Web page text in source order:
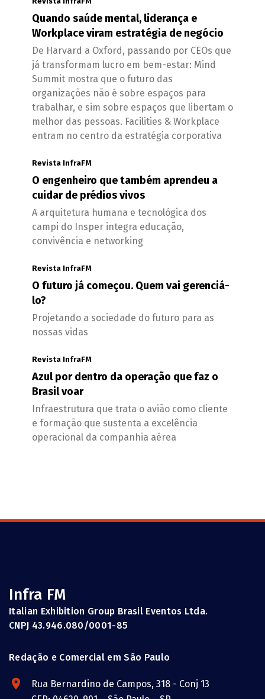
Quando saúde mental, liderança e
Workplace viram estratégia de negócio
De Harvard a Oxford, passando por CEOs que
já transformam lucro em bem-estar: Mind
Summit mostra que o futuro das
organizações não é sobre espaços para
trabalhar, e sim sobre espaços que libertam o
melhor das pessoas. Facilities & Workplace
entram no centro da estratégia corporativa
Revista InfraFM
O engenheiro que também aprendeu a
cuidar de prédios vivos
A arquitetura humana e tecnológica dos
campi do Insper integra educação,
convivência e networking
Revista InfraFM
O futuro já começou. Quem vai gerenciá-
lo?
Projetando a sociedade do futuro para as
nossas vidas
Revista InfraFM
Azul por dentro da operação que faz o
Brasil voar
Infraestrutura que trata o avião como cliente
e formação que sustenta a excelência
operacional da companhia aérea
Infra FM
Italian Exhibition Group Brasil Eventos Ltda.
CNPJ 43.946.080/0001-85
Redação e Comercial em São Paulo
Rua Bernardino de Campos, 318 - Conj 13